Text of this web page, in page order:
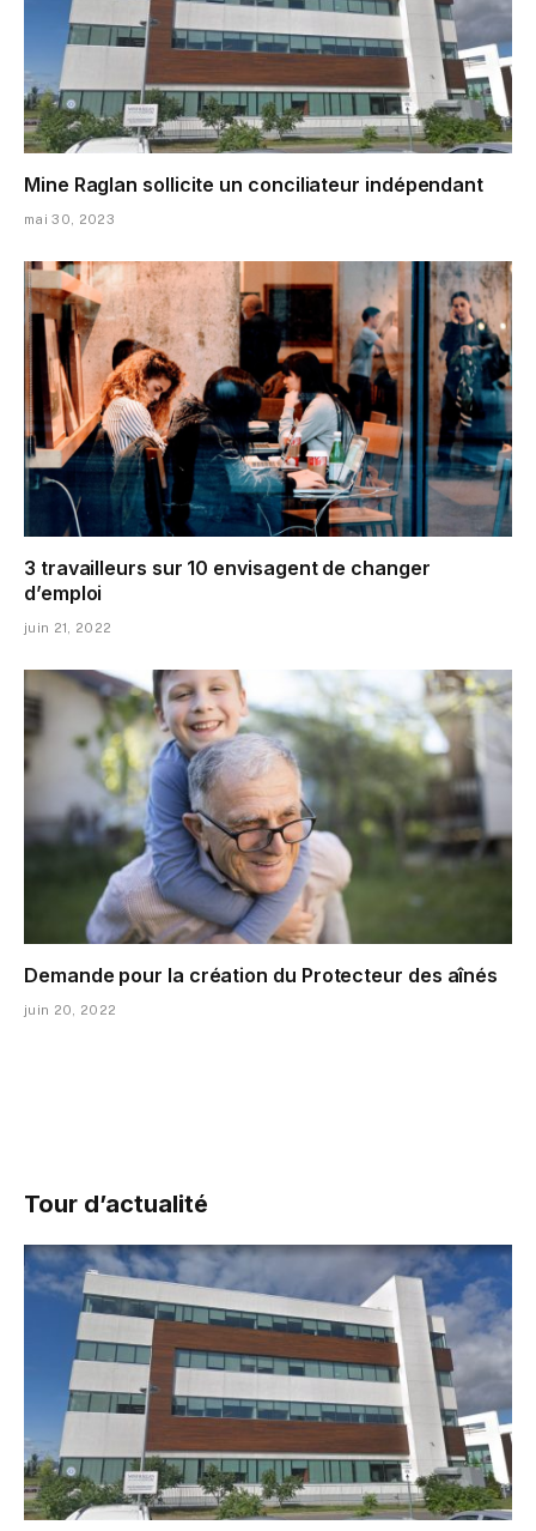
Mine Raglan sollicite un conciliateur indépendant
mai 30, 2023
3 travailleurs sur 10 envisagent de changer
d’emploi
juin 21, 2022
Demande pour la création du Protecteur des aînés
juin 20, 2022
Tour d’actualité